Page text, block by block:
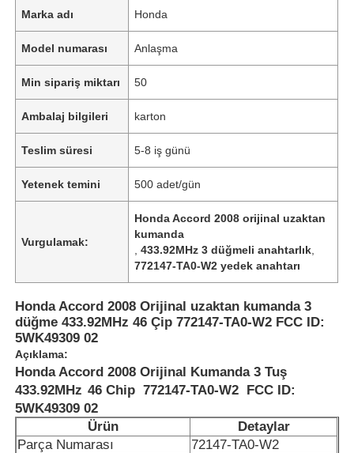
Marka adı Honda
Model numarası Anlaşma
Min sipariş miktarı 50
Ambalaj bilgileri karton
Teslim süresi 5-8 iş günü
Yetenek temini 500 adet/gün
Vurgulamak:
Honda Accord 2008 orijinal uzaktan
kumanda
,433.92MHz 3 düğmeli anahtarlık
772147-TA0-W2 yedek anahtarı
Honda Accord 2008 Orijinal uzaktan kumanda 3
düğme 433.92MHz 46 Çip 772147-TA0-W2 FCC ID:
5WK49309 02
Açıklama:
Honda Accord 2008 Orijinal Kumanda 3 Tuş
433.92MHz 46 Chip 772147-TA0-W2 FCC ID:
5WK49309 02
Ürün
Detaylar
Parça Numarası
72147-TA0-W2